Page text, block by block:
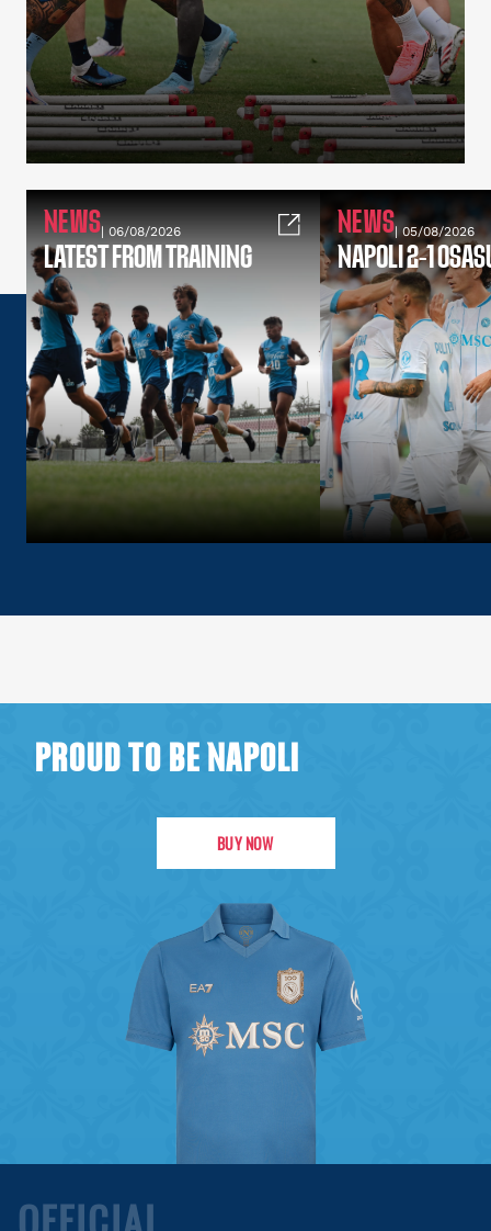
NEWS| 06/08/2026
LATEST FROM TRAINING
NEWS| 05/08/2026
NAPOLI 2-1
PROUD TO BE NAPOLI
BUY NOW